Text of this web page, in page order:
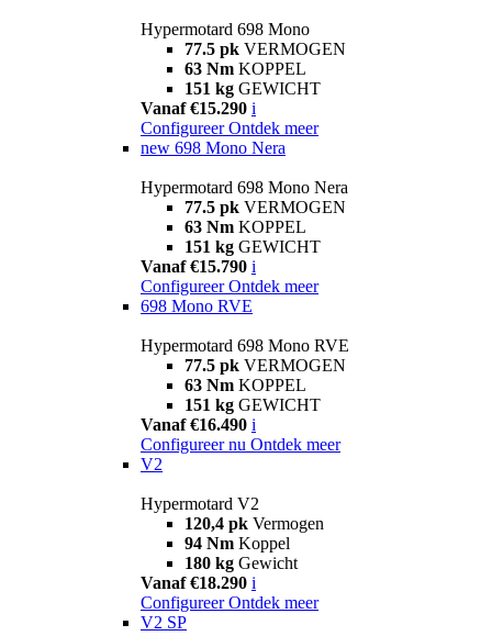
Hypermotard 698 Mono
77.5 pk VERMOGEN
63 Nm KOPPEL
151 kg GEWICHT
Vanaf €15.290 i
Configureer Ontdek meer
new 698 Mono Nera
Hypermotard 698 Mono Nera
77.5 pk VERMOGEN
63 Nm KOPPEL
151 kg GEWICHT
Vanaf €15.790 i
Configureer Ontdek meer
698 Mono RVE
Hypermotard 698 Mono RVE
77.5 pk VERMOGEN
63 Nm KOPPEL
151 kg GEWICHT
Vanaf €16.490 i
Configureer nu Ontdek meer
V2
Hypermotard V2
120,4 pk Vermogen
94 Nm Koppel
180 kg Gewicht
Vanaf €18.290 i
Configureer Ontdek meer
V2 SP